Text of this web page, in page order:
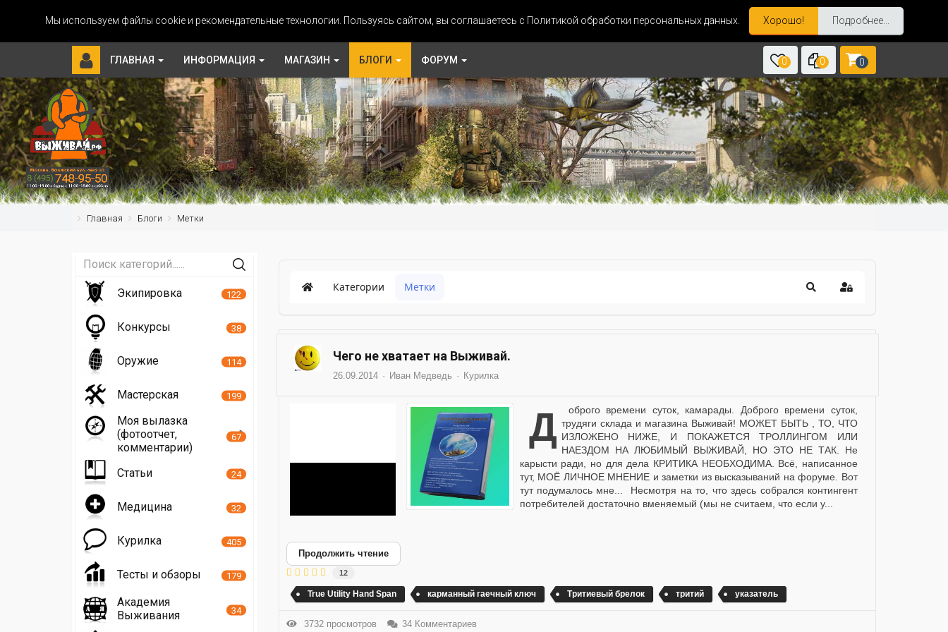
Мы используем файлы cookie и рекомендательные технологии. Пользуясь сайтом, вы соглашаетесь с Политикой обработки персональных данных. Хорошо! Подробнее...
ГЛАВНАЯ ИНФОРМАЦИЯ МАГАЗИН БЛОГИ ФОРУМ 0 0 0
Главная Блоги Метки
Категории Метки
Чего не хватает на Выживай.
26.09.2014 Иван Медведь Курилка
Доброго времени суток, камарады. Доброго времени суток, трудяги склада и магазина Выживай! МОЖЕТ БЫТЬ , ТО, ЧТО
ИЗЛОЖЕНО НИЖЕ, И ПОКАЖЕТСЯ ТРОЛЛИНГОМ ИЛИ
НАЕЗДОМ НА ЛЮБИМЫЙ ВЫЖИВАЙ, НО ЭТО НЕ ТАК. Не
карысти ради, но для дела КРИТИКА НЕОБХОДИМА. Всё, написанное
тут, МОЁ ЛИЧНОЕ МНЕНИЕ и заметки из высказываний на форуме. Вот
тут подумалось мне... Несмотря на то, что здесь собрался контингент
потребителей достаточно вменяемый (мы не считаем, что если у...
Продолжить чтение
12
True Utility Hand Span карманный гаечный ключ Тритиевый брелок тритий указатель
3732 просмотров 34 Комментариев
Экипировка 122
Конкурсы 38
Оружие 114
Мастерская 199
Моя вылазка
(фотоотчет,
комментарии)
67
Статьи 24
Медицина 32
Курилка 405
Тесты и обзоры 179
Академия
Выживания
34